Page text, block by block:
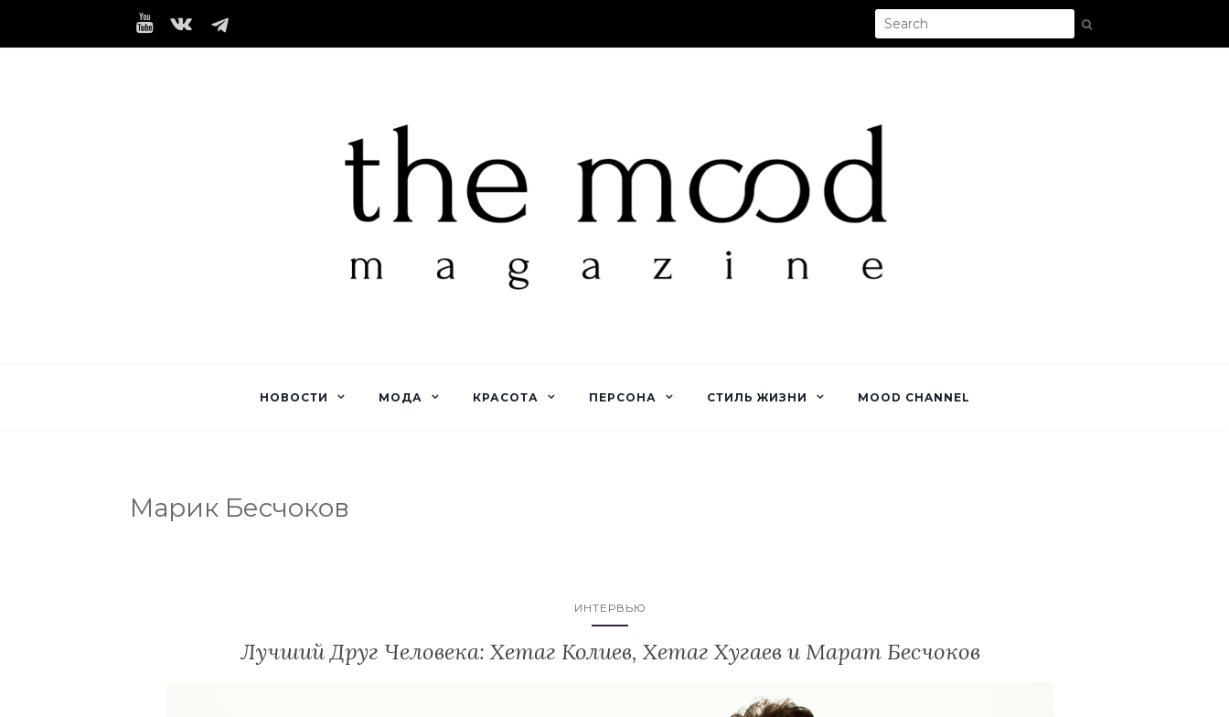
НОВОСТИ МОДА КРАСОТА ПЕРСОНА СТИЛЬ ЖИЗНИ MOOD CHANNEL
Марик Бесчоков
ИНТЕРВЬЮ
Лучший Друг Человека: Хетаг Колиев, Хетаг Хугаев и Марат Бесчоков